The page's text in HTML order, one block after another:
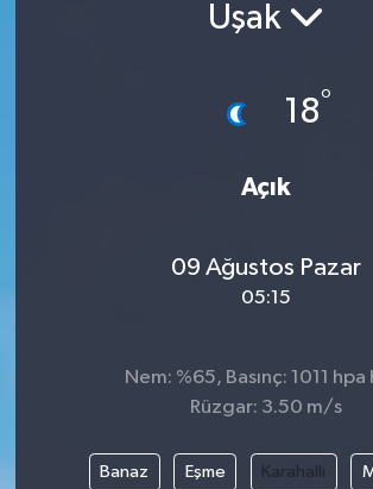
Uşak
18°
Açık
09 Ağustos Pazar
05:15
Nem: %65, Basınç: 1011 hpa
Rüzgar: 3.50 m/s
Banaz Eşme Karahallı